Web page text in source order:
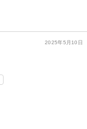
2025年5月10日